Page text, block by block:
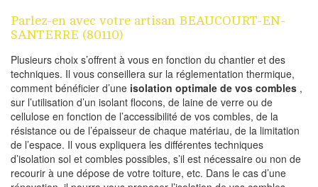
Parlez-en avec votre artisan BEAUCOURT-EN-
SANTERRE (80110)
Plusieurs choix s’offrent à vous en fonction du chantier et des
techniques. Il vous conseillera sur la réglementation thermique,
comment bénéficier d’une isolation optimale de vos combles ,
sur l’utilisation d’un isolant flocons, de laine de verre ou de
cellulose en fonction de l’accessibilité de vos combles, de la
résistance ou de l’épaisseur de chaque matériau, de la limitation
de l’espace. Il vous expliquera les différentes techniques
d’isolation sol et combles possibles, s’il est nécessaire ou non de
recourir à une dépose de votre toiture, etc. Dans le cas d’une